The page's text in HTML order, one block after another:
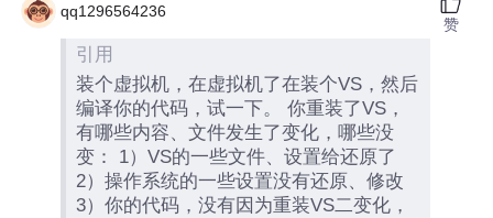
qq1296564236
引用
装个虚拟机，在虚拟机了在装个VS，然后
编译你的代码，试一下。 你重装了VS，
有哪些内容、文件发生了变化，哪些没
变： 1）VS的一些文件、设置给还原了
2）操作系统的一些设置没有还原、修改
3）你的代码，没有因为重装VS二变化，
赞